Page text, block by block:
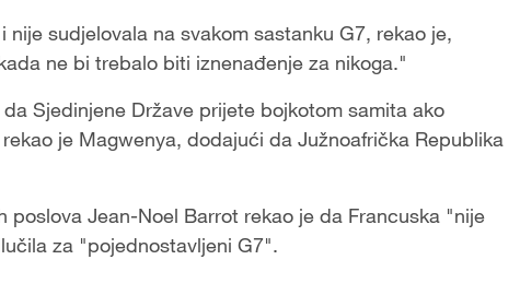
sudjelovala na svakom sastanku G7, rekao je,
ne bi trebalo biti iznenađenje za nikoga."
Sjedinjene Države prijete bojkotom samita ako
je Magwenya, dodajući da Južnoafrička Republika
poslova Jean-Noel Barrot rekao je da Francuska "nije
za "pojednostavljeni G7".